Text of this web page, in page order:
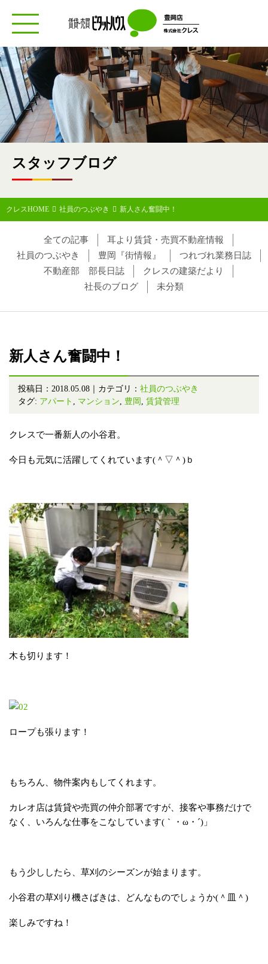
toggle
navigation
スタッフブログ
クレスHOME 社員のつぶやき 新人さん奮闘中！
全ての記事
耳より賃貸・売買不動産情報
社員のつぶやき
豊岡『街情報』
つれづれ業務日誌
不動産部 部長日誌
クレスの建築だより
社長のブログ
未分類
新人さん奮闘中！
投稿日：2018.05.08｜カテゴリ： 社員のつぶやき
タグ: アパート , マンション, 豊岡 , 賃貸管理
クレスで一番新人の小谷君。
今日も元気に活躍してくれています(＾▽＾)ｂ
木も切ります！
ロープも張ります！
もちろん、物件案内もしてくれます。
カレオ店は賃貸や売買の仲介部署ですが、接客や事務だけで
なく、いろんな仕事をこなしています(｀・ω・´)」
もう少ししたら、草刈のシーズンが始まります。
小谷君の草刈り機さばきは、どんなものでしょうか(＾皿＾)
楽しみですね！